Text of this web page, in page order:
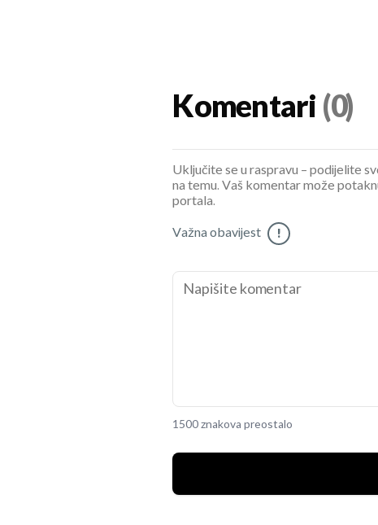
Komentari (0)
Uključite se u raspravu – podijelite
na temu. Vaš komentar može
portala.
Važna obavijest !
1500 znakova preostalo